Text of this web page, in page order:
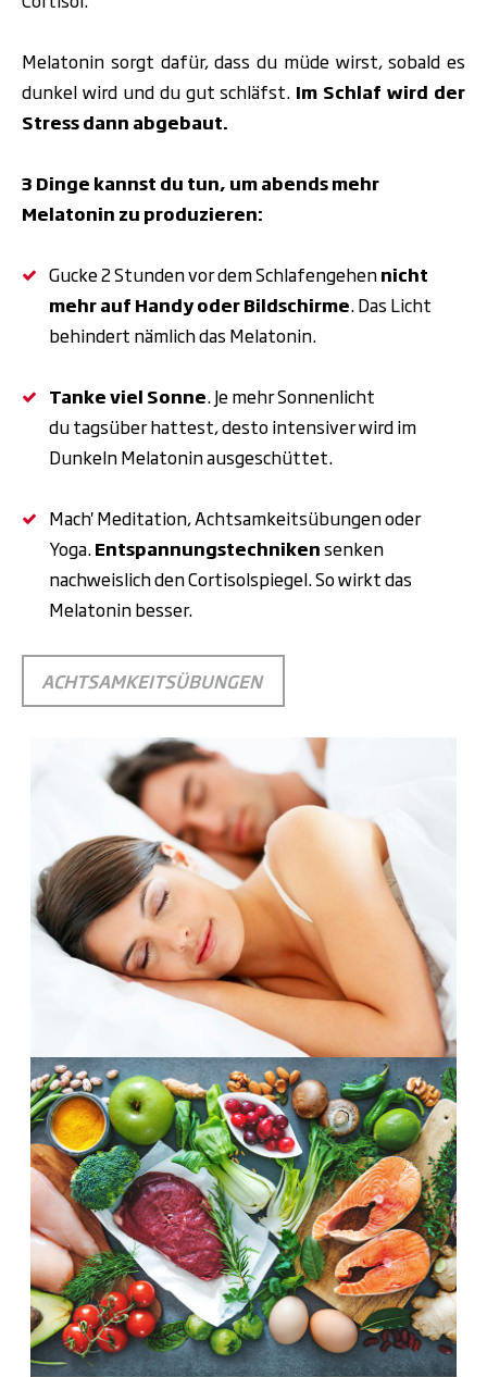
Melatonin sorgt dafür, dass du müde wirst, sobald es
dunkel wird und du gut schläfst. Im Schlaf wird der
Stress dann abgebaut.
3 Dinge kannst du tun, um abends mehr
Melatonin zu produzieren:
Gucke 2 Stunden vor dem Schlafengehennicht
mehr auf Handy oder Bildschirme. Das Licht
behindert nämlich das Melatonin.
Tanke viel Sonne. Je mehr Sonnenlicht
du tagsüber hattest, desto intensiver wird im
Dunkeln Melatonin ausgeschüttet.
Mach'Meditation,Achtsamkeitsübungenoder
Yoga.Entspannungstechnikensenken
nachweislich den Cortisolspiegel. So wirkt das
Melatonin besser.
ACHTSAMKEITSÜBUNGEN